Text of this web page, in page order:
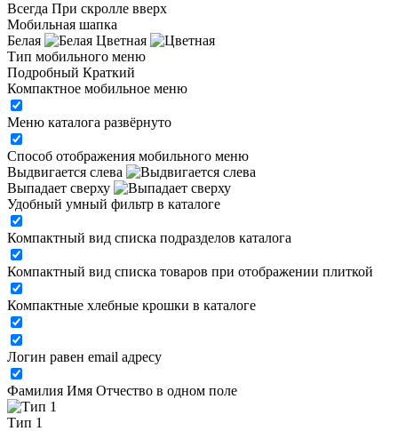
Всегда При скролле вверх
Мобильная шапка
Белая
Цветная
Тип мобильного меню
Подробный Краткий
Компактное мобильное меню
Меню каталога развёрнуто
Способ отображения мобильного меню
Выдвигается слева
Выпадает сверху
Удобный умный фильтр в каталоге
Компактный вид списка подразделов каталога
Компактный вид списка товаров при отображении плиткой
Компактные хлебные крошки в каталоге
Логин равен email адресу
Фамилия Имя Отчество в одном поле
Тип 1